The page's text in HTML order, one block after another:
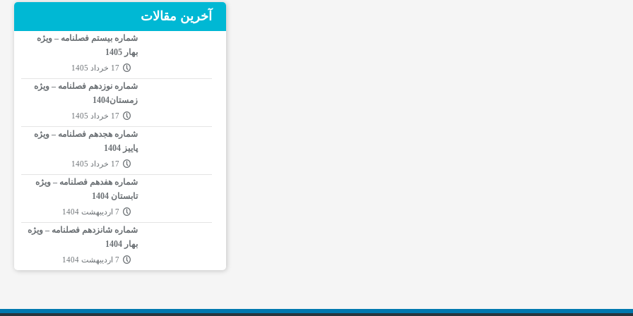
آخرین مقالات
شماره بیستم فصلنامه – ویژه
بهار 1405
17 خرداد 1405
شماره نوزدهم فصلنامه – ویژه
زمستان1404
17 خرداد 1405
شماره هجدهم فصلنامه – ویژه
پاییز 1404
17 خرداد 1405
شماره هفدهم فصلنامه – ویژه
تابستان 1404
7 اردیبهشت 1404
شماره شانزدهم فصلنامه – ویژه
بهار 1404
7 اردیبهشت 1404